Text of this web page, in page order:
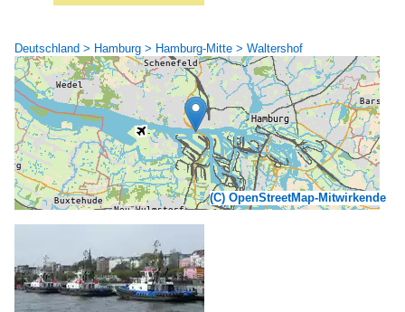
Deutschland > Hamburg > Hamburg-Mitte > Waltershof
(C) OpenStreetMap-Mitwirkende